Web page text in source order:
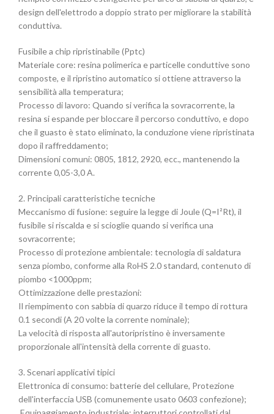
design dell'elettrodo a doppio strato per migliorare la stabilità
conduttiva.
‌Fusibile a chip ripristinabile (Pptc)‌
Materiale core: resina polimerica e particelle conduttive sono
composte, e il ripristino automatico si ottiene attraverso la
sensibilità alla temperatura;
Processo di lavoro: Quando si verifica la sovracorrente, la
resina si espande per bloccare il percorso conduttivo, e dopo
che il guasto è stato eliminato, la conduzione viene ripristinata
dopo il raffreddamento;
Dimensioni comuni: 0805, 1812, 2920, ecc., mantenendo la
corrente 0,05-3,0 A.
2. Principali caratteristiche tecniche
‌Meccanismo di fusione‌: seguire la legge di Joule (Q=I²Rt), il
fusibile si riscalda e si scioglie quando si verifica una
sovracorrente;
‌Processo di protezione ambientale‌: tecnologia di saldatura
senza piombo, conforme alla RoHS 2.0 standard, contenuto di
piombo <1000ppm;
‌Ottimizzazione delle prestazioni‌:
Il riempimento con sabbia di quarzo riduce il tempo di rottura
0.1 secondi (A 20 volte la corrente nominale);
La velocità di risposta all'autoripristino è inversamente
proporzionale all'intensità della corrente di guasto.
3. Scenari applicativi tipici
‌Elettronica di consumo‌: batterie del cellulare, Protezione
dell'interfaccia USB (comunemente usato 0603 confezione);